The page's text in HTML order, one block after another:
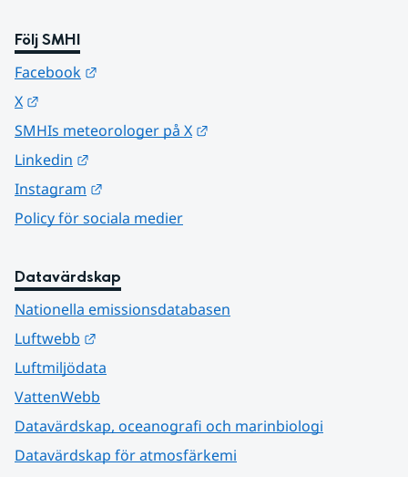
Följ SMHI
Facebook
X
SMHIs meteorologer på X
Linkedin
Instagram
Policy för sociala medier
Datavärdskap
Nationella emissionsdatabasen
Luftwebb
Luftmiljödata
VattenWebb
Datavärdskap, oceanografi och marinbiologi
Datavärdskap för atmosfärkemi